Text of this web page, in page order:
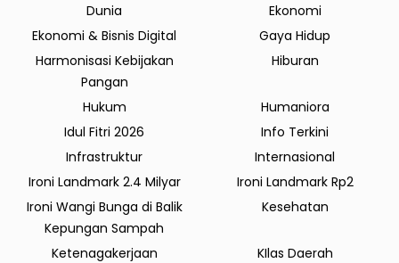
Dunia
Ekonomi
Ekonomi & Bisnis Digital
Gaya Hidup
Harmonisasi Kebijakan
Pangan
Hiburan
Hukum
Humaniora
Idul Fitri 2026
Info Terkini
Infrastruktur
Internasional
Ironi Landmark 2.4 Milyar
Ironi Landmark Rp2
Ironi Wangi Bunga di Balik
Kepungan Sampah
Kesehatan
Ketenagakerjaan
KIlas Daerah